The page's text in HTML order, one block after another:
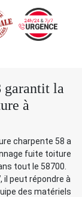
garantit la
à
charpente 58 a
fuite toiture
tout le 58700.
il peut répondre à
des matériels